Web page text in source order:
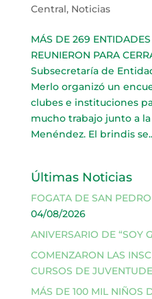
Central, Noticias
MÁS DE 269
REUNIERON PARA
Subsecretaría de
Merlo organizó un
clubes e instituciones
mucho trabajo junto a
Menéndez. El brindis
Últimas Noticias
FOGATA DE SAN
04/08/2026
ANIVERSARIO DE “SOY
COMENZARON LAS
CURSOS DE
MÁS DE 100 MIL NIÑOS